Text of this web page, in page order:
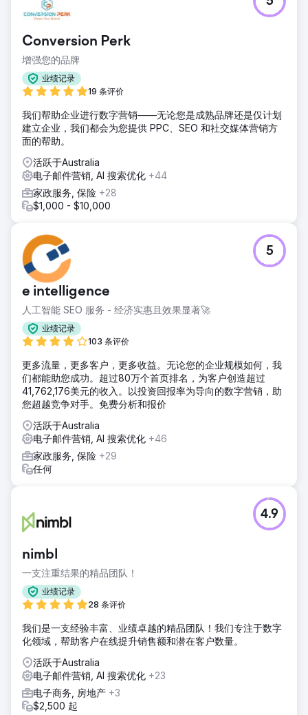
Ron Finemore Transport (RFT) 招聘成本高昂，每位应聘者
需花费 261 美元，导致每年浪费 40 多万美元的营销费用。
动，但面临营销效率低下、定位不准确和招聘渠道表现不佳的
问题。传统的招聘公告板和广泛的宣传活动无法吸引到高质量
的应聘者，因此很难在控制成本和效率的同时扩大招聘规模。
解决方案
的数字营销活动。定向广告、搜索引擎优化和重新定位提高了
覆盖率，减少了低效率。新西兰的一项活动挖掘了新的司机人
才，并得到了带有搬迁福利的定制登陆页面的支持。所有预算
都集中、优化和跟踪，以提高绩效，RFT 的内部团队也得到了
提升，以维持长期的招聘改进。
结果
CPA 从 261 美元降至 23 美元，每年节省 40 多万美元。每月
驱动的预算分配提高了效率，而内部团队培训确保了长期成
功。简化的招聘流程降低了招聘成本，提高了申请质量，并为
RFT 的持续劳动力增长奠定了基础。
前往营销公司页面
Conversion Perk
增强您的品牌
业绩记录
19 条评价
我们帮助企业进行数字营销——无论您是成熟品牌还是仅计划
建立企业，我们都会为您提供 PPC、SEO 和社交媒体营销方
面的帮助。
活跃于Australia
电子邮件营销, AI 搜索优化 +44
家政服务, 保险 +28
$1,000 - $10,000
e intelligence
人工智能 SEO 服务 - 经济实惠且效果显著🚀
业绩记录
103 条评价
5
更多流量，更多客户，更多收益。无论您的企业规模如何，我
们都能助您成功。超过80万个首页排名，为客户创造超过
41,762,176美元的收入。以投资回报率为导向的数字营销，助
您超越竞争对手。免费分析和报价
活跃于Australia
电子邮件营销, AI 搜索优化 +46
家政服务, 保险 +29
任何
nimbl
一支注重结果的精品团队！
业绩记录
28 条评价
4.9
我们是一支经验丰富、业绩卓越的精品团队！我们专注于数字
化领域，帮助客户在线提升销售额和潜在客户数量。
活跃于Australia
电子邮件营销, AI 搜索优化 +23
电子商务, 房地产 +3
$2,500 起